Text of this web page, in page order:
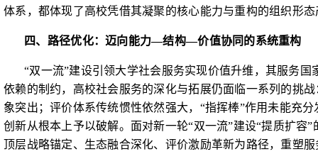
体系，都体现了高校凭借其凝聚的核心能力与重构的组织形
四、路径优化：迈向能力—结构—价值协同的系统重构
“双一流”建设引领大学社会服务实现价值升维，其服务
依赖的制约，高校社会服务的深化与拓展仍面临一系列的挑
象突出；评价体系传统惯性依然强大，“指挥棒”作用未能充
创新从根本上予以破解。面对新一轮“双一流”建设“提质扩容
顶层战略锚定、生态融合深化、评价激励革新为路径，重塑